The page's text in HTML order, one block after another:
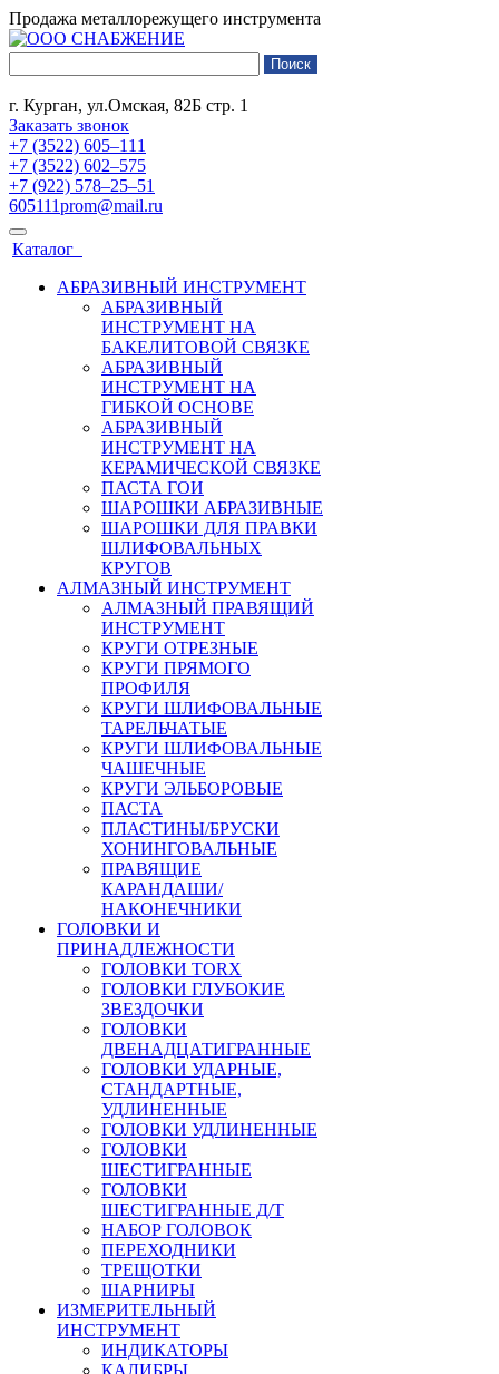
Продажа металлорежущего инструмента
г. Курган, ул.Омская, 82Б стр. 1
Заказать звонок
+7 (3522) 605‒111
+7 (3522) 602‒575
+7 (922) 578‒25‒51
605111prom@mail.ru
Каталог
АБРАЗИВНЫЙ ИНСТРУМЕНТ
АБРАЗИВНЫЙ
ИНСТРУМЕНТ НА
БАКЕЛИТОВОЙ СВЯЗКЕ
АБРАЗИВНЫЙ
ИНСТРУМЕНТ НА
ГИБКОЙ ОСНОВЕ
АБРАЗИВНЫЙ
ИНСТРУМЕНТ НА
КЕРАМИЧЕСКОЙ СВЯЗКЕ
ПАСТА ГОИ
ШАРОШКИ АБРАЗИВНЫЕ
ШАРОШКИ ДЛЯ ПРАВКИ
ШЛИФОВАЛЬНЫХ
КРУГОВ
АЛМАЗНЫЙ ИНСТРУМЕНТ
АЛМАЗНЫЙ ПРАВЯЩИЙ
ИНСТРУМЕНТ
КРУГИ ОТРЕЗНЫЕ
КРУГИ ПРЯМОГО
ПРОФИЛЯ
КРУГИ ШЛИФОВАЛЬНЫЕ
ТАРЕЛЬЧАТЫЕ
КРУГИ ШЛИФОВАЛЬНЫЕ
ЧАШЕЧНЫЕ
КРУГИ ЭЛЬБОРОВЫЕ
ПАСТА
ПЛАСТИНЫ/БРУСКИ
ХОНИНГОВАЛЬНЫЕ
ПРАВЯЩИЕ
КАРАНДАШИ/
НАКОНЕЧНИКИ
ГОЛОВКИ И
ПРИНАДЛЕЖНОСТИ
ГОЛОВКИ TORX
ГОЛОВКИ ГЛУБОКИЕ
ЗВЕЗДОЧКИ
ГОЛОВКИ
ДВЕНАДЦАТИГРАННЫЕ
ГОЛОВКИ УДАРНЫЕ,
СТАНДАРТНЫЕ,
УДЛИНЕННЫЕ
ГОЛОВКИ УДЛИНЕННЫЕ
ГОЛОВКИ
ШЕСТИГРАННЫЕ
ГОЛОВКИ
ШЕСТИГРАННЫЕ Д/Т
НАБОР ГОЛОВОК
ПЕРЕХОДНИКИ
ТРЕЩОТКИ
ШАРНИРЫ
ИЗМЕРИТЕЛЬНЫЙ
ИНСТРУМЕНТ
ИНДИКАТОРЫ
КАЛИБРЫ